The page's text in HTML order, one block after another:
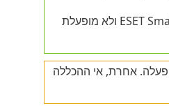
מתווסף לאי ההכללות, הפעילות של תהליך זה אינה מנוטרת על-ידי ESET Small Business Security ולא מופעלת
אחרת, אי ההכללה